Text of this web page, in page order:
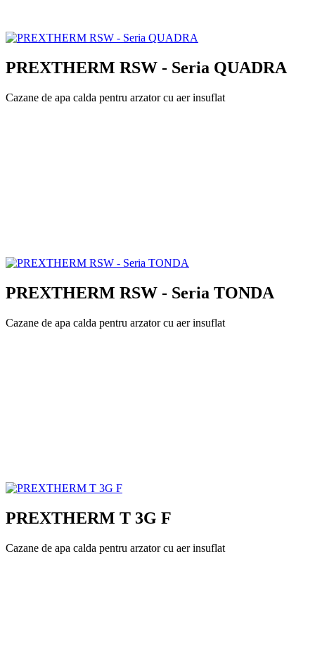
PREXTHERM RSW - Seria QUADRA
Cazane de apa calda pentru arzator cu aer insuflat
PREXTHERM RSW - Seria TONDA
Cazane de apa calda pentru arzator cu aer insuflat
PREXTHERM T 3G F
Cazane de apa calda pentru arzator cu aer insuflat